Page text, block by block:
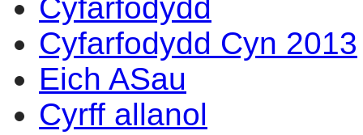
Cyfarfodydd
Cyfarfodydd Cyn 2013
Eich ASau
Cyrff allanol